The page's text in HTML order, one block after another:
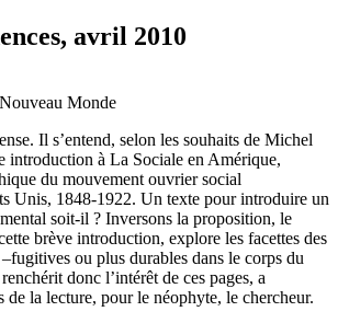
avril 2010
Monde
Il s’entend, selon les souhaits de Michel
introduction à La Sociale en Amérique,
du mouvement ouvrier social
Unis, 1848-1922. Un texte pour introduire un
soit-il ? Inversons la proposition, le
brève introduction, explore les facettes des
ou plus durables dans le corps du
donc l’intérêt de ces pages, a
de la lecture, pour le néophyte, le chercheur.